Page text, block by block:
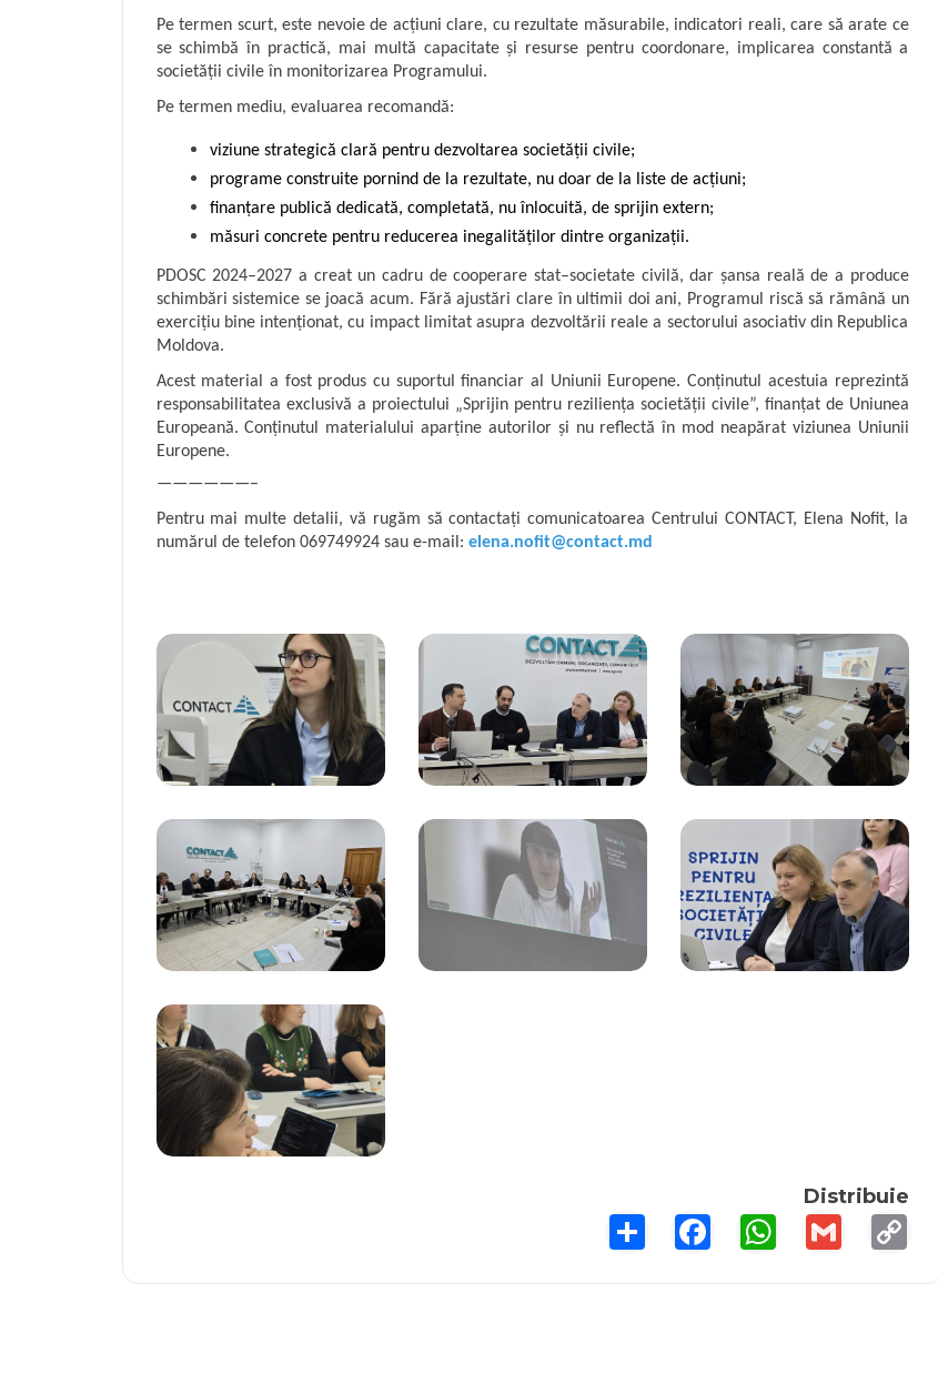
Pe termen scurt, este nevoie de acțiuni clare, cu rezultate măsurabile, indicatori reali, care să arate ce
se schimbă în practică, mai multă capacitate și resurse pentru coordonare, implicarea constantă a
societății civile în monitorizarea Programului.
Pe termen mediu, evaluarea recomandă:
viziune strategică clară pentru dezvoltarea societății civile;
programe construite pornind de la rezultate, nu doar de la liste de acțiuni;
finanțare publică dedicată, completată, nu înlocuită, de sprijin extern;
măsuri concrete pentru reducerea inegalităților dintre organizații.
PDOSC 2024–2027 a creat un cadru de cooperare stat–societate civilă, dar șansa reală de a produce
schimbări sistemice se joacă acum. Fără ajustări clare în ultimii doi ani, Programul riscă să rămână un
exercițiu bine intenționat, cu impact limitat asupra dezvoltării reale a sectorului asociativ din Republica
Moldova.
Acest material a fost produs cu suportul financiar al Uniunii Europene. Conținutul acestuia reprezintă
responsabilitatea exclusivă a proiectului „Sprijin pentru reziliența societății civile”, finanțat de Uniunea
Europeană. Conținutul materialului aparține autorilor și nu reflectă în mod neapărat viziunea Uniunii
Europene.
——————–
Pentru mai multe detalii, vă rugăm să contactați comunicatoarea Centrului CONTACT, Elena Nofit, la
numărul de telefon 069749924 sau e-mail: elena.nofit@contact.md
Distribuie
Share FacebookWhatsAppGmail
Copy